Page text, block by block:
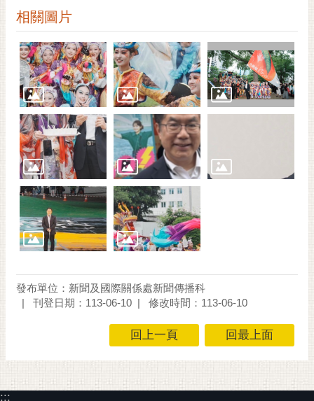
相關圖片
發布單位：新聞及國際關係處新聞傳播科
刊登日期：113-06-10
修改時間：113-06-10
回上一頁 回最上面
:::